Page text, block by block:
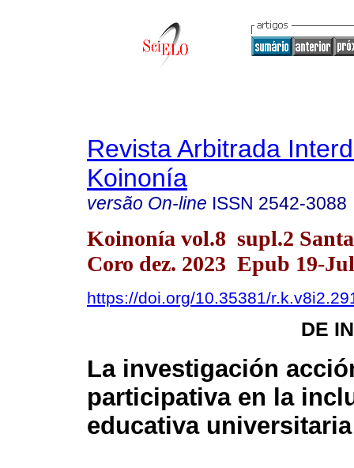
Revista Arbitrada
Koinonía
versão On-line ISSN 2542-3088
Koinonía vol.8 supl.2
Coro dez. 2023 Epub 19-
https://doi.org/10.35381/
DE
La investigación
participativa en la
educativa universitaria